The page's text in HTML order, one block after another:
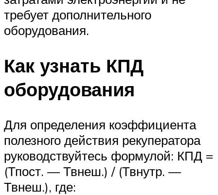
требует дополнительного
оборудования.
Как узнать КПД
оборудования
Для определения коэффициента
полезного действия рекуператора
руководствуйтесь формулой: КПД =
(Тпост. — Твнеш.) / (Твнутр. —
Твнеш.), где: